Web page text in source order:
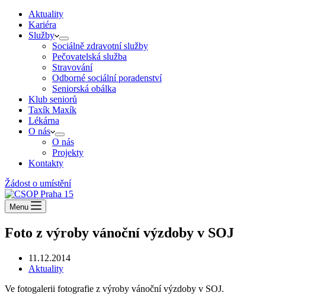
Aktuality
Kariéra
Služby
Sociálně zdravotní služby
Pečovatelská služba
Stravování
Odborné sociální poradenství
Seniorská obálka
Klub seniorů
Taxík Maxík
Lékárna
O nás
O nás
Projekty
Kontakty
Žádost o umístění
Menu
Foto z výroby vánoční výzdoby v SOJ
11.12.2014
Aktuality
Ve fotogalerii fotografie z výroby vánoční výzdoby v SOJ.